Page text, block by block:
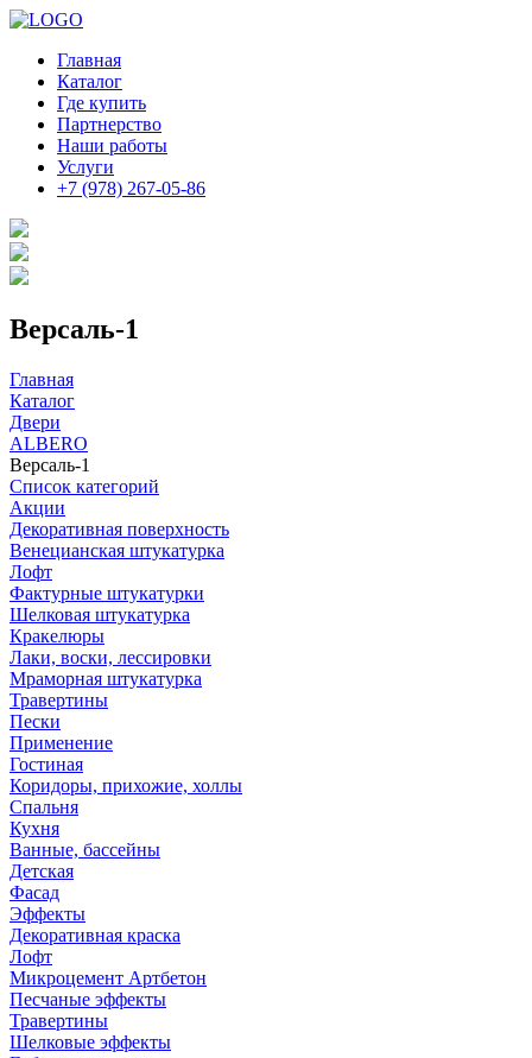
Главная
Каталог
Где купить
Партнерство
Наши работы
Услуги
+7 (978) 267-05-86
Версаль-1
Главная
Каталог
Двери
ALBERO
Версаль-1
Список категорий
Акции
Декоративная поверхность
Венецианская штукатурка
Лофт
Фактурные штукатурки
Шелковая штукатурка
Кракелюры
Лаки, воски, лессировки
Мраморная штукатурка
Травертины
Пески
Применение
Гостиная
Коридоры, прихожие, холлы
Спальня
Кухня
Ванные, бассейны
Детская
Фасад
Эффекты
Декоративная краска
Лофт
Микроцемент Артбетон
Песчаные эффекты
Травертины
Шелковые эффекты